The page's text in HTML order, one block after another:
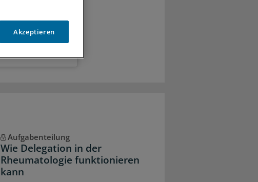
Aufgabenteilung
Wie Delegation in der
Rheumatologie funktionieren
kann
Akzeptieren